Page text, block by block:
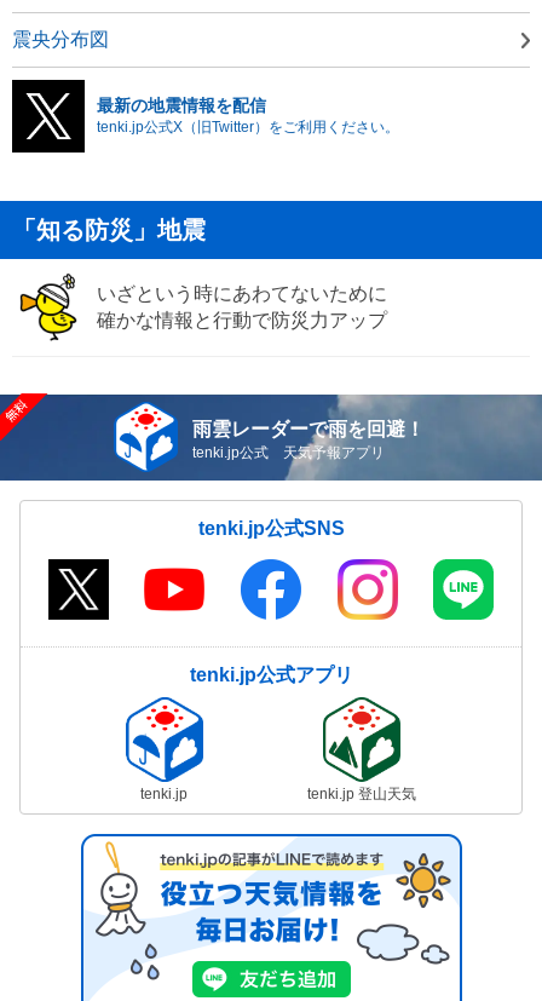
震央分布図
最新の地震情報を配信
tenki.jp公式X（旧Twitter）をご利用ください。
「知る防災」地震
いざという時にあわてないために
確かな情報と行動で防災力アップ
雨雲レーダーで雨を回避！
tenki.jp公式 天気予報アプリ
tenki.jp公式SNS
tenki.jp公式アプリ
tenki.jp tenki.jp 登山天気